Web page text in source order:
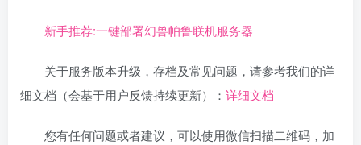
新手推荐:一键部署幻兽帕鲁联机服务器
关于服务版本升级，存档及常见问题，请参考我们的详
细文档（会基于用户反馈持续更新）： 详细文档
您有任何问题或者建议，可以使用微信扫描二维码，加